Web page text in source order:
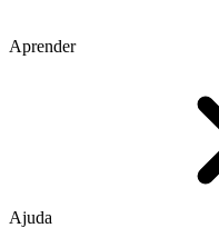
Aprender
Ajuda